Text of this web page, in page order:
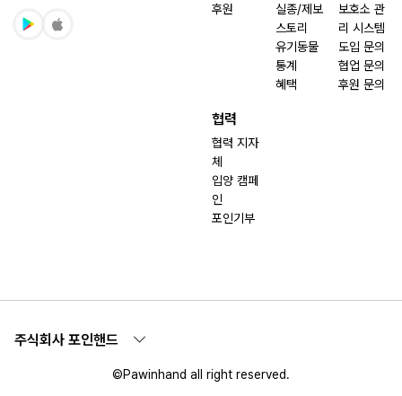
후원
실종/제보
스토리
유기동물
통계
혜택
보호소 관
리 시스템
도입 문의
협업 문의
후원 문의
협력
협력 지자
체
입양 캠페
인
포인기부
주식회사 포인핸드
©Pawinhand all right reserved.